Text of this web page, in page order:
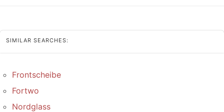
SIMILAR SEARCHES:
Frontscheibe
Fortwo
Nordglass